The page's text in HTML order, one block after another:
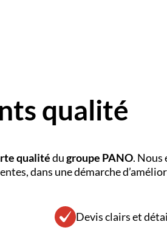
qualité
qualitédugroupe PANO. Nous
dans une démarche
Devis clairs et